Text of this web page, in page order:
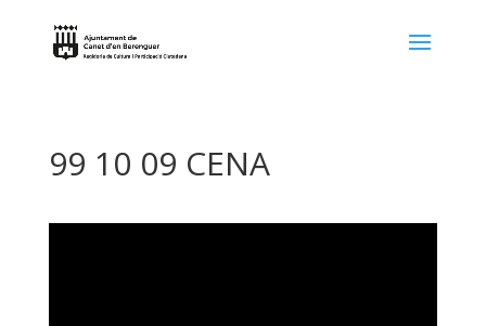
99 10 09 CENA